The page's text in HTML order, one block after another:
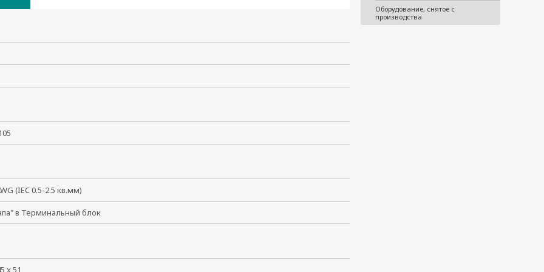
Оборудование, снятое с
производства
(IEC 0.5-2.5 кв.мм)
в Терминальный блок
x 51